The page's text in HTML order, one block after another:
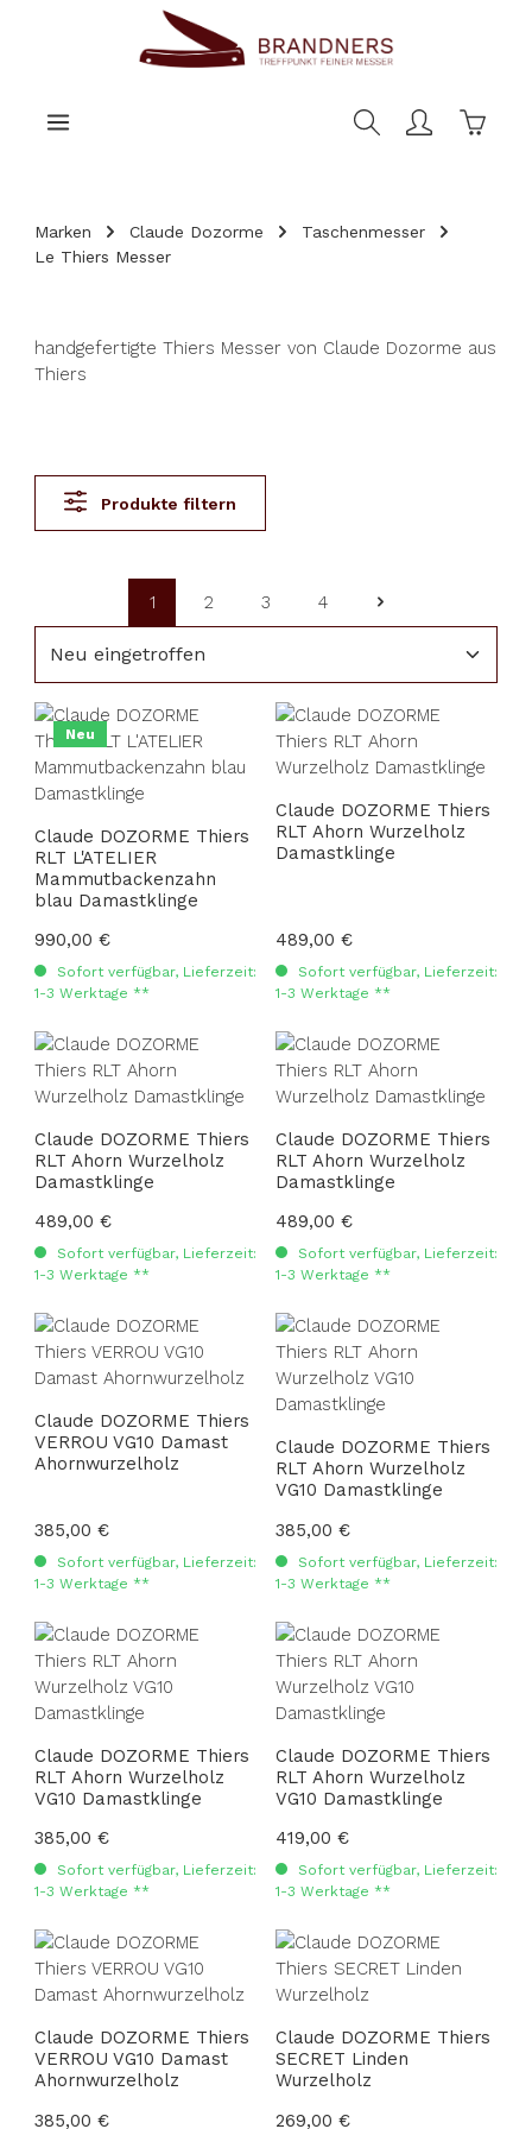
Marken Claude Dozorme
Taschenmesser
Le Thiers Messer
handgefertigte Thiers Messer von Claude Dozorme aus
Thiers
Produkte filtern
Seite
1
Seite
2
Seite
3
Seite
4
Neu
Claude DOZORME Thiers
RLT L'ATELIER
Mammutbackenzahn
blau Damastklinge
Regulärer Preis:
990,00 €
Sofort verfügbar, Lieferzeit:
1-3 Werktage **
Claude DOZORME Thiers
RLT Ahorn Wurzelholz
Damastklinge
Regulärer Preis:
489,00 €
Sofort verfügbar, Lieferzeit:
1-3 Werktage **
Claude DOZORME Thiers
RLT Ahorn Wurzelholz
Damastklinge
Regulärer Preis:
489,00 €
Sofort verfügbar, Lieferzeit:
1-3 Werktage **
Claude DOZORME Thiers
RLT Ahorn Wurzelholz
Damastklinge
Regulärer Preis:
489,00 €
Sofort verfügbar, Lieferzeit:
1-3 Werktage **
Claude DOZORME Thiers
VERROU VG10 Damast
Ahornwurzelholz
Regulärer Preis:
385,00 €
Sofort verfügbar, Lieferzeit:
1-3 Werktage **
Claude DOZORME Thiers
RLT Ahorn Wurzelholz
VG10 Damastklinge
Regulärer Preis:
385,00 €
Sofort verfügbar, Lieferzeit:
1-3 Werktage **
Claude DOZORME Thiers
RLT Ahorn Wurzelholz
VG10 Damastklinge
Regulärer Preis:
385,00 €
Sofort verfügbar, Lieferzeit:
1-3 Werktage **
Claude DOZORME Thiers
RLT Ahorn Wurzelholz
VG10 Damastklinge
Regulärer Preis:
419,00 €
Sofort verfügbar, Lieferzeit:
1-3 Werktage **
Claude DOZORME Thiers
VERROU VG10 Damast
Ahornwurzelholz
Regulärer Preis:
385,00 €
Claude DOZORME Thiers
SECRET Linden
Wurzelholz
Regulärer Preis:
269,00 €